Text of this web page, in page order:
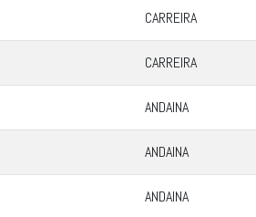
CARREIRA
CARREIRA
ANDAINA
ANDAINA
ANDAINA